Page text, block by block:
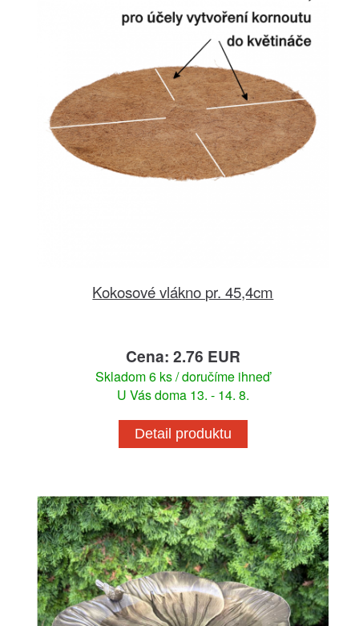
Kokosové vlákno pr. 45,4cm
Cena: 2.76 EUR
Skladom 6 ks / doručíme ihneď
U Vás doma 13. - 14. 8.
Detail produktu